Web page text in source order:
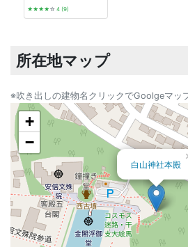
★★★★☆ 4 (9)
所在地マップ
※吹き出しの建物名クリックでGoolgeマッ
白山神社本殿
+
−